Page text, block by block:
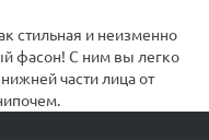
стильная и неизменно
фасон! С ним вы легко
части лица от